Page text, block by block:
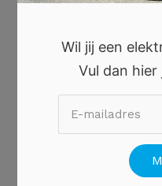
juni 2025
mei 2025
januari 2025
december 2024
Wil jij een
Vul dan hier